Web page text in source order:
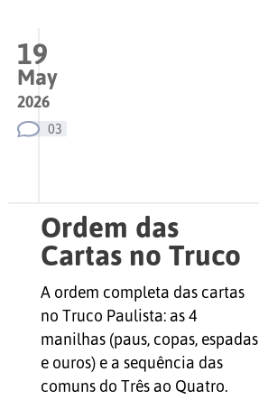
19
May
2026
03
Ordem das
Cartas no Truco
Paulista: a
Sequência
Completa do
Zap ao Quatro
A ordem completa das cartas
no Truco Paulista: as 4
manilhas (paus, copas, espadas
e ouros) e a sequência das
comuns do Três ao Quatro.